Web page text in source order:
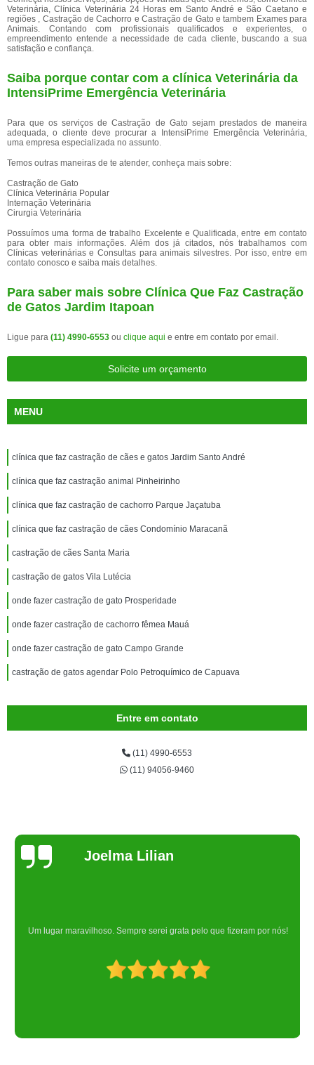
Veterinária, Clínica Veterinária 24 Horas em Santo André e São Caetano e
regiões , Castração de Cachorro e Castração de Gato e tambem Exames para
Animais. Contando com profissionais qualificados e experientes, o
empreendimento entende a necessidade de cada cliente, buscando a sua
satisfação e confiança.
Saiba porque contar com a clínica Veterinária da
IntensiPrime Emergência Veterinária
Para que os serviços de Castração de Gato sejam prestados de maneira
adequada, o cliente deve procurar a IntensiPrime Emergência Veterinária,
uma empresa especializada no assunto.
Temos outras maneiras de te atender, conheça mais sobre:
Castração de Gato
Clínica Veterinária Popular
Internação Veterinária
Cirurgia Veterinária
Possuímos uma forma de trabalho Excelente e Qualificada, entre em contato
para obter mais informações. Além dos já citados, nós trabalhamos com
Clínicas veterinárias e Consultas para animais silvestres. Por isso, entre em
contato conosco e saiba mais detalhes.
Para saber mais sobre Clínica Que Faz Castração
de Gatos Jardim Itapoan
Ligue para (11) 4990-6553 ou clique aqui e entre em contato por email.
Solicite um orçamento
MENU
clínica que faz castração de cães e gatos Jardim Santo André
clínica que faz castração animal Pinheirinho
clínica que faz castração de cachorro Parque Jaçatuba
clínica que faz castração de cães Condomínio Maracanã
castração de cães Santa Maria
castração de gatos Vila Lutécia
onde fazer castração de gato Prosperidade
onde fazer castração de cachorro fêmea Mauá
onde fazer castração de gato Campo Grande
castração de gatos agendar Polo Petroquímico de Capuava
Entre em contato
(11) 4990-6553
(11) 94056-9460
Joelma Lilian
Um lugar maravilhoso. Sempre serei grata pelo que fizeram por nós!